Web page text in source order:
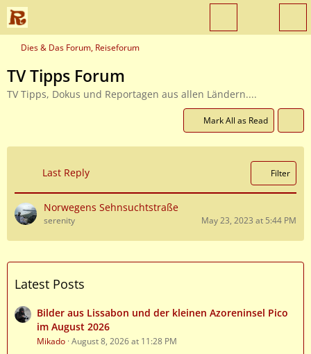
Dies & Das Forum, Reiseforum
TV Tipps Forum
TV Tipps, Dokus und Reportagen aus allen Ländern....
Mark All as Read
Last Reply Filter
Norwegens Sehnsuchtstraße
serenity May 23, 2023 at 5:44 PM
Latest Posts
Bilder aus Lissabon und der kleinen Azoreninsel Pico
im August 2026
Mikado August 8, 2026 at 11:28 PM